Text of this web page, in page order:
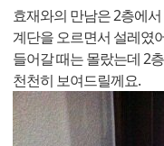
효재와의 만남은 2층에
계단을 오르면서 설레였
들어갈 때는 몰랐는데 2
천천히 보여드릴께요.